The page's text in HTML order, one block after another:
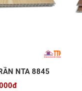
NTA 8845